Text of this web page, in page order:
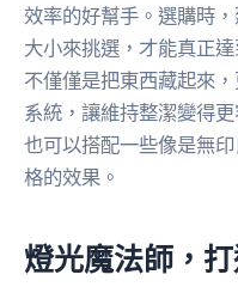
效率的好幫手。選購時
大小來挑選，才能真正
不僅僅是把東西藏起來
系統，讓維持整潔變得
也可以搭配一些像是無
格的效果。
燈光魔法師，